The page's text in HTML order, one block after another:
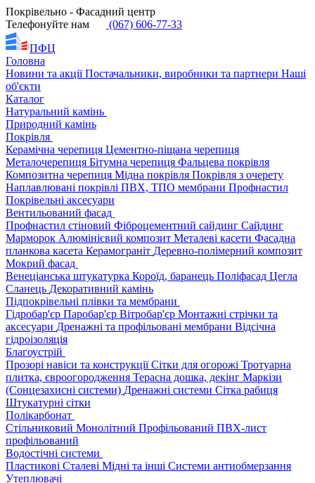
Покрівельно - Фасадний центр
Телефонуйте нам
(067) 606-77-33
ПФЦ
Головна
Новини та акціїПостачальники, виробники та партнери Наші
об'єкти
Каталог
Натуральний камінь
Природний камінь
Покрівля
Керамічна черепиця Цементно-піщана черепиця
Металочерепиця Бітумна черепиця Фальцева покрівля
Композитна черепиця Мідна покрівля Покрівля з очерету
Наплавлювані покрівлі ПВХ, ТПО мембрани Профнастил
Покрівельні аксесуари
Вентильований фасад
Профнастил стіновий Фіброцементний сайдинг Сайдинг
Марморок Алюмінієвий композит Металеві касети Фасадна
планкова касета Керамограніт Деревно-полімерний композит
Мокрий фасад
Венеціанська штукатурка Короїд, баранець Поліфасад Цегла
Сланець Декоративний камінь
Підпокрівельні плівки та мембрани
Гідробар'єр Паробар'єр Вітробар'єр Монтажні стрічки та
аксесуари Дренажні та профільовані мембрани Відсічна
гідроізоляція
Благоустрій
Прозорі навіси та конструкціїСітки для огорожі Тротуарна
плитка, євроогородження Терасна дошка, декінг Маркізи
(Сонцезахисні системи) Дренажні системи Сітка рабиця
Штукатурні сітки
Полікарбонат
Стільниковий Монолітний Профільований ПВХ-лист
профільований
Водостічні системи
Пластикові Сталеві Мідні та інші Системи антиобмерзання
Утеплювачі